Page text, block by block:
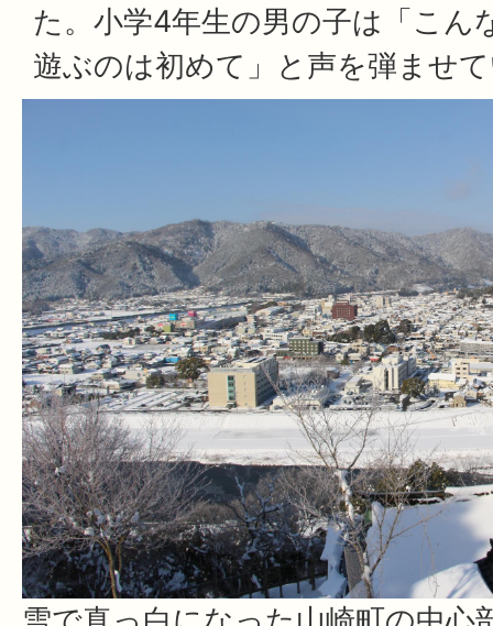
た。小学4年生の男の子は「こん
遊ぶのは初めて」と声を弾ませ